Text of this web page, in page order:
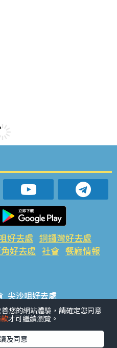
好去處 銅鑼灣好去處
好去處 社會 餐廳情報
尖沙咀好去處
好去處 旺角好去處 社會
您的網站體驗，請確定您同意
才可繼續瀏覽。
及同意